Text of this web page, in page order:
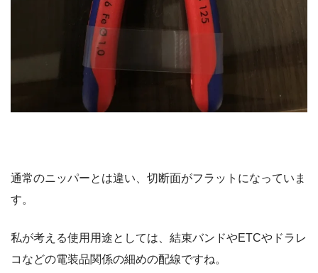
通常のニッパーとは違い、切断面がフラットになっていま
す。
私が考える使用用途としては、結束バンドやETCやドラレ
コなどの電装品関係の細めの配線ですね。